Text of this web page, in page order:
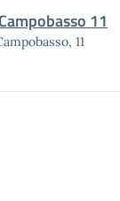
11
11